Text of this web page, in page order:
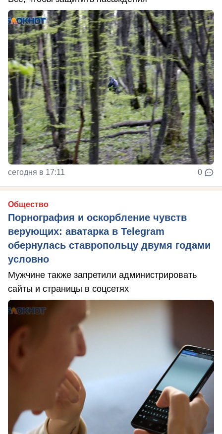
сегодня в 17:11 0
Общество
Порнография и оскорбление чувств
верующих: аватарка в Telegram
обернулась ставропольцу двумя годами
условно
Мужчине также запретили администрировать
сайты и страницы в соцсетях